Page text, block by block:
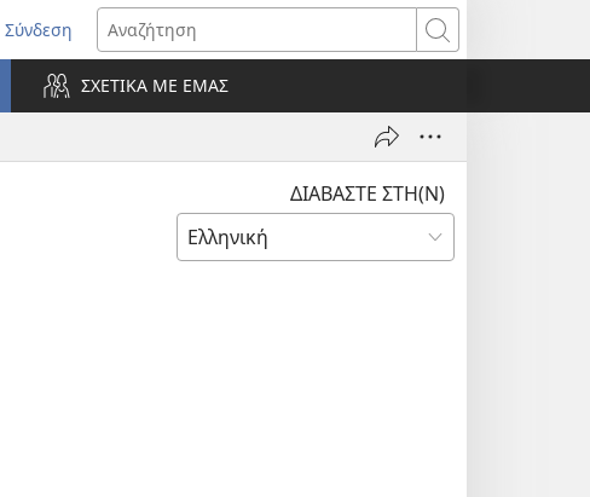
Σύνδεση
(ανοίγει
νέο
παράθυρο)
Αναζήτηση
ΣΧΕΤΙΚΑ ΜΕ ΕΜΑΣ
ΔΙΑΒΑΣΤΕ ΣΤΗ(Ν)